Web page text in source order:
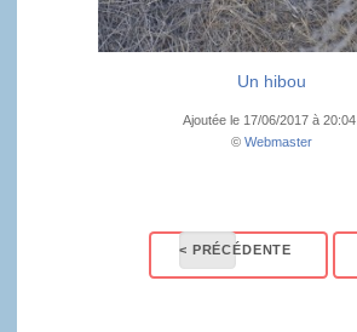
Un hibou
Ajoutée le 17/06/2017 à 20:04
© Webmaster